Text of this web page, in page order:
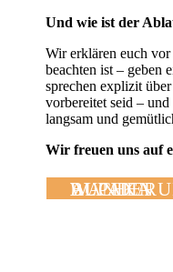
Und wie ist der
​Wir erklären euch
beachten ist – geben
sprechen explizit
vorbereitet seid –
langsam und
​Wir freuen uns auf
ALPAKA WANDERUNG BUCHEN